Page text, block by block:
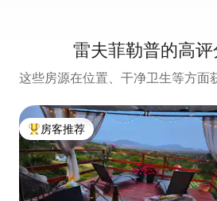
雷夫菲勒普的高
这些房源在位置、干净卫生等方面
热门「房客推荐」
房客推荐